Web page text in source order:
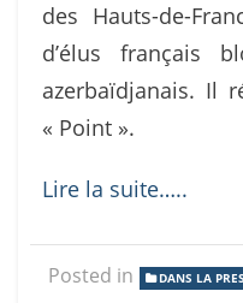
des Hauts-de-
d’élus français
azerbaïdjanais. Il
« Point ».
Lire la suite…..
Posted in DANS LA